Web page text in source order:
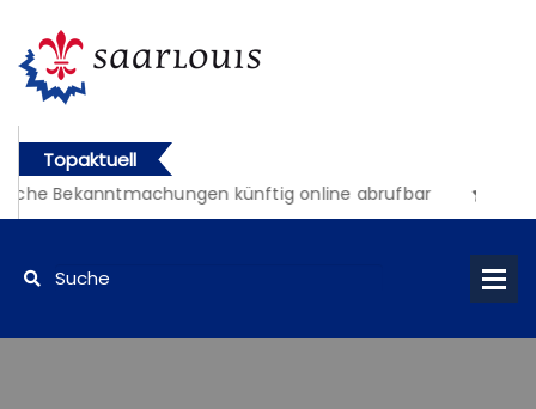
Topaktuell
Bekanntmachungen künftig online abrufbar